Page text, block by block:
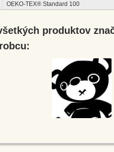
OEKO-TEX® Standard 100
produktov